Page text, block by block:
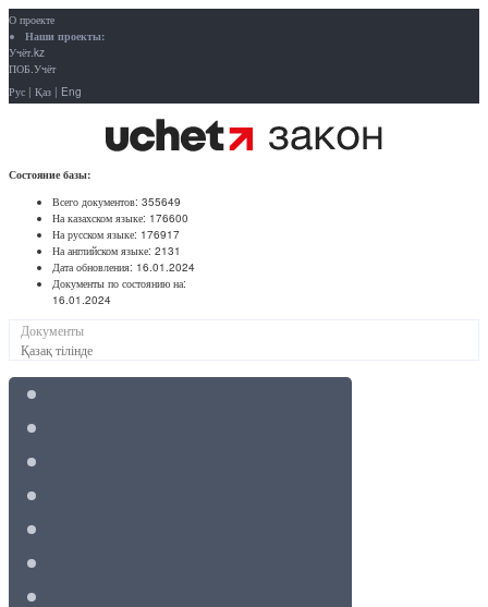
О проекте
Наши проекты:
Учёт.kz
ПОБ.Учёт
Рус | Қаз | Eng
Состояние базы:
Всего документов: 355649
На казахском языке: 176600
На русском языке: 176917
На английском языке: 2131
Дата обновления: 16.01.2024
Документы по состоянию на:
16.01.2024
Документы
Қазақ тілінде